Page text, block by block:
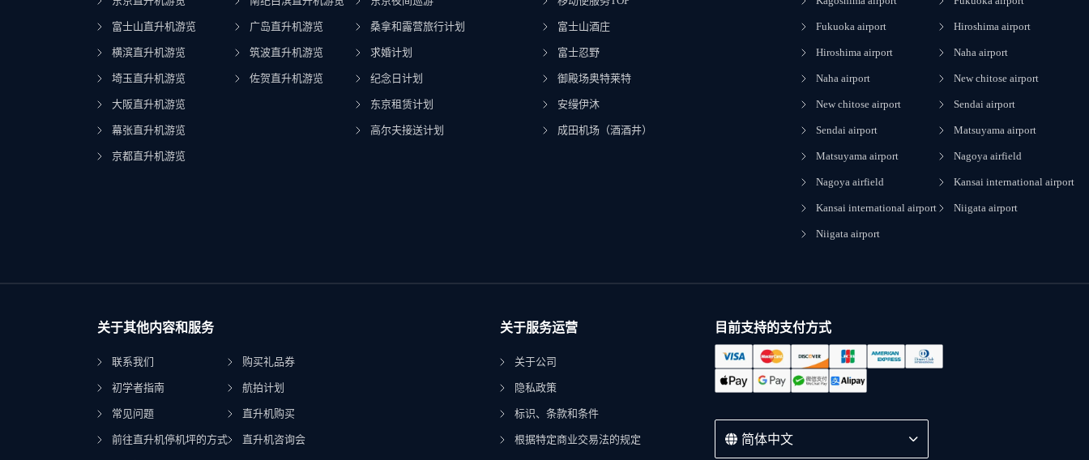
富士山直升机游览
横滨直升机游览
埼玉直升机游览
大阪直升机游览
幕张直升机游览
京都直升机游览
广岛直升机游览
筑波直升机游览
佐贺直升机游览
桑拿和露营旅行计划
求婚计划
纪念日计划
东京租赁计划
高尔夫接送计划
富士山酒庄
富士忍野
御殿场奥特莱特
安缦伊沐
成田机场（酒酒井）
Fukuoka airport
Hiroshima airport
Naha airport
New chitose airport
Sendai airport
Matsuyama airport
Nagoya airfield
Kansai international airport
Niigata airport
Hiroshima airport
Naha airport
New chitose airport
Sendai airport
Matsuyama airport
Nagoya airfield
Kansai international airport
Niigata airport
关于其他内容和服务
联系我们
初学者指南
常见问题
前往直升机停机坪的方式
购买礼品券
航拍计划
直升机购买
直升机咨询会
关于服务运营
关于公司
隐私政策
标识、条款和条件
根据特定商业交易法的规定
目前支持的支付方式
简体中文